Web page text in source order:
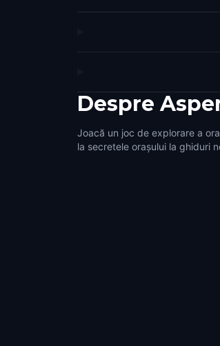
Despre
Joacă un joc de explorare a
la secretele orașului la ghiduri